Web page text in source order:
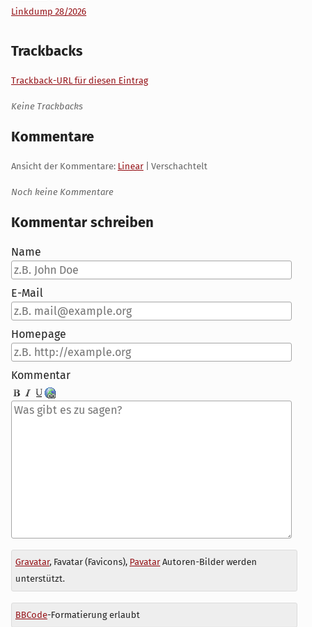
Linkdump 28/2026
Trackbacks
Trackback-URL für diesen Eintrag
Keine Trackbacks
Kommentare
Ansicht der Kommentare: Linear | Verschachtelt
Noch keine Kommentare
Kommentar schreiben
Name
E-Mail
Homepage
Kommentar
Antwort
zu
Gravatar, Favatar (Favicons), PavatarAutoren-Bilder werden
unterstützt.
BBCode-Formatierung erlaubt